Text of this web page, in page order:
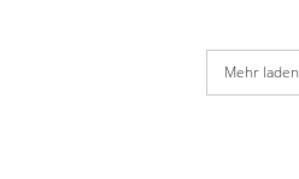
Mehr laden